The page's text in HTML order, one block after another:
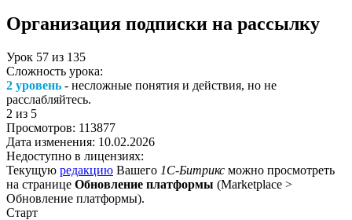
Организация подписки на рассылку
Урок 57 из 135
Сложность урока:
2 уровень - несложные понятия и действия, но не
расслабляйтесь.
2 из 5
Просмотров: 113877
Дата изменения: 10.02.2026
Недоступно в лицензиях:
Текущую редакцию Вашего 1С-Битрикс можно просмотреть
на странице Обновление платформы (Marketplace >
Обновление платформы).
Старт